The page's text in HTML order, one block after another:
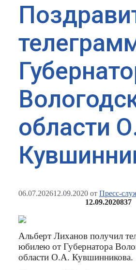
области
06.07.202612.09.2020 от Пресс-
12.09.2020837
Альберт Лиханов получил
юбилею от Губернатора
области О.А. Кувшинникова.